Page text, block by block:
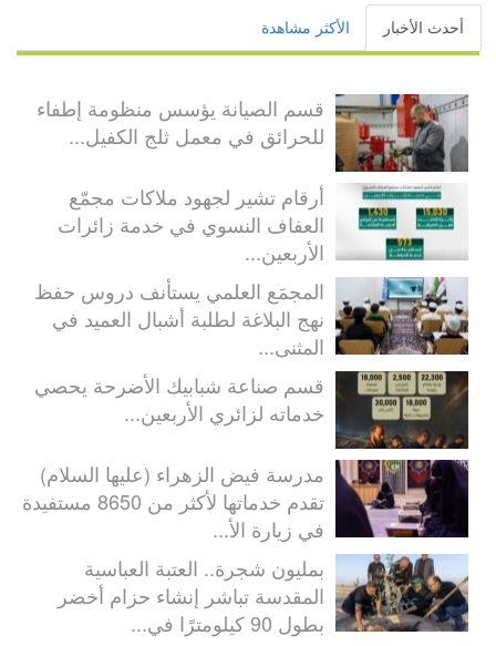
أحدث الأخبار الأكثر مشاهدة
قسم الصيانة يؤسس منظومة إطفاء
للحرائق في معمل ثلج الكفيل...
أرقام تشير لجهود ملاكات مجمّع
العفاف النسوي في خدمة زائرات
الأربعين...
المجمَع العلمي يستأنف دروس حفظ
نهج البلاغة لطلبة أشبال العميد في
المثنى...
قسم صناعة شبابيك الأضرحة يحصي
خدماته لزائري الأربعين...
مدرسة فيض الزهراء (عليها السلام)
تقدم خدماتها لأكثر من 8650 مستفيدة
في زيارة الأ...
بمليون شجرة.. العتبة العباسية
المقدسة تباشر إنشاء حزام أخضر
بطول 90 كيلومترًا في...